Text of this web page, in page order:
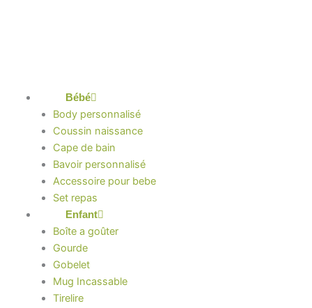
Bébé
Body personnalisé
Coussin naissance
Cape de bain
Bavoir personnalisé
Accessoire pour bebe
Set repas
Enfant
Boîte a goûter
Gourde
Gobelet
Mug Incassable
Tirelire